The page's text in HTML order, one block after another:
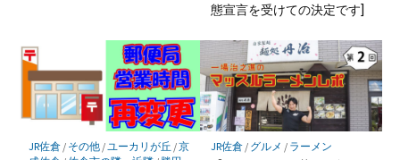
態宣言を受けての決定です]
JR佐倉/ その他/ユーカリが丘 /京
JR佐倉/ グルメ / ラーメン